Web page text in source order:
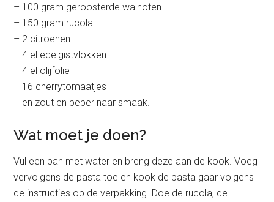
– 100 gram geroosterde walnoten
– 150 gram rucola
– 2 citroenen
– 4 el edelgistvlokken
– 4 el olijfolie
– 16 cherrytomaatjes
– en zout en peper naar smaak.
Wat moet je doen?
Vul een pan met water en breng deze aan de kook. Voeg
vervolgens de pasta toe en kook de pasta gaar volgens
de instructies op de verpakking. Doe de rucola, de